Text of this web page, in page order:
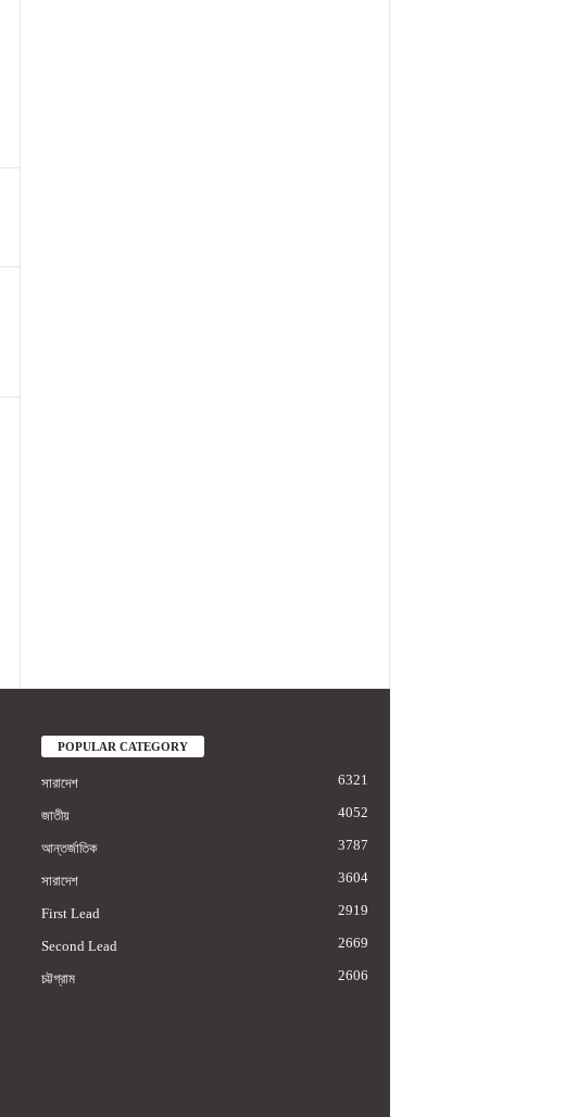
POPULAR CATEGORY
সারাদেশ 6321
জাতীয় 4052
আন্তর্জাতিক 3787
সারাদেশ 3604
First Lead 2919
Second Lead 2669
চট্টগ্রাম 2606